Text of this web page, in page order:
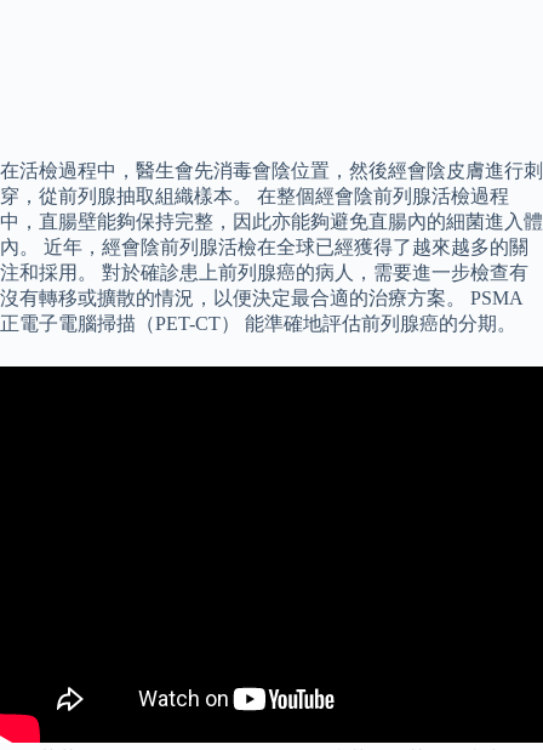
在活檢過程中，醫生會先消毒會陰位置，然後經會陰皮膚進行刺
穿，從前列腺抽取組織樣本。 在整個經會陰前列腺活檢過程
中，直腸壁能夠保持完整，因此亦能夠避免直腸內的細菌進入體
內。 近年，經會陰前列腺活檢在全球已經獲得了越來越多的關
注和採用。 對於確診患上前列腺癌的病人，需要進一步檢查有
沒有轉移或擴散的情況，以便決定最合適的治療方案。 PSMA
正電子電腦掃描（PET-CT） 能準確地評估前列腺癌的分期。